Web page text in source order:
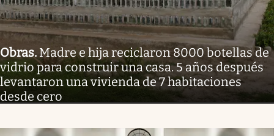
Obras. Madre e hija reciclaron 8000 botellas de
vidrio para construir una casa. 5 años después
levantaron una vivienda de 7 habitaciones
desde cero